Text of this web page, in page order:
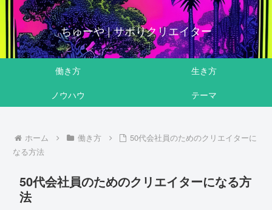
ちゅーや | サボりクリエイター
働き方
生き方
ノウハウ
テーマ
ホーム 働き方
50代会社員のためのクリエイターに
なる方法
50代会社員のためのクリエイターになる方
法